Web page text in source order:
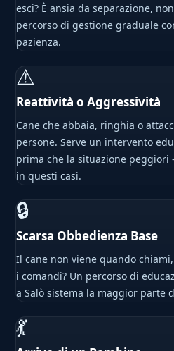
esci? È ansia da separazione,
percorso di gestione graduale
pazienza.
⚠
Reattività o Aggressività
Cane che abbaia, ringhia o
persone. Serve un intervento
prima che la situazione
in questi casi.
🔒
Scarsa Obbedienza Base
Il cane non viene quando
i comandi? Un percorso di
a Salò sistema la maggior parte
💃